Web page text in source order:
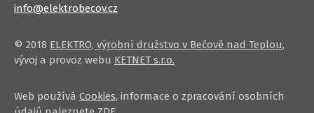
info@elektrobecov.cz
© 2018 ELEKTRO, výrobní družstvo v Bečově nad Teplou,
vývoj a provoz webu KETNET s.r.o.
Web používá Cookies, informace o zpracování osobních